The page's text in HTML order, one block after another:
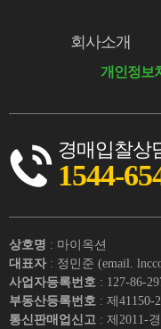
회사소개
개인정보
경매입찰상
1544-
상호명 : 마이옥션
대표자 : 정민준 (email.
사업자등록번호 : 127-86-
부동산등록번호 : 제41150-
통신판매업신고 : 제2011-